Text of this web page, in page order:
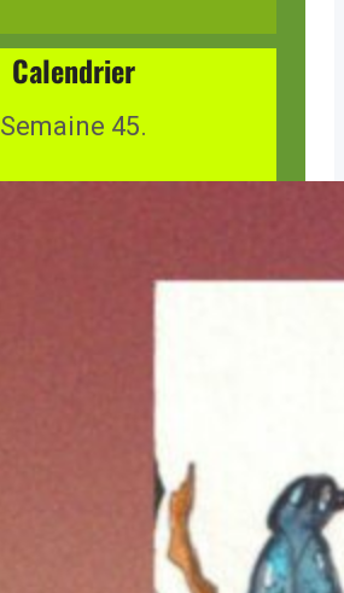
Calendrier
Semaine 45.